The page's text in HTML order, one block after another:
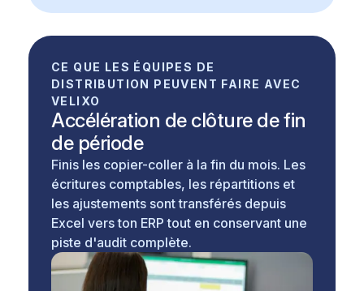
CE QUE LES ÉQUIPES DE
DISTRIBUTION PEUVENT FAIRE AVEC
VELIXO
Accélération de clôture de fin
de période
Finis les copier-coller à la fin du mois. Les
écritures comptables, les répartitions et
les ajustements sont transférés depuis
Excel vers ton ERP tout en conservant une
piste d'audit complète.